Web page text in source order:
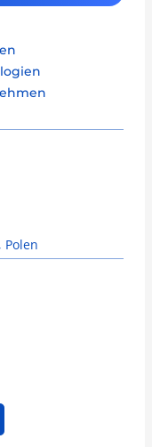
Polen